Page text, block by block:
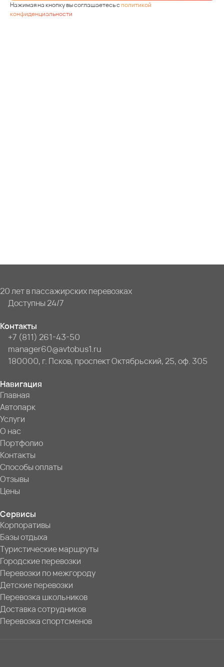
Нажимая на кнопку вы соглашаетесь сполитикой
конфиденциальности
20 лет в пассажирских перевозках
Доступны 24/7
Контакты
+7 (811) 261-43-50
manager60@avtobus1.ru
180000, г. Псков, проспект Октябрьский, 25, оф. 305
Навигация
Главная
Автопарк
Услуги
О нас
Портфолио
Контакты
Способы оплаты
Отзывы
Цены
Сервисы
Корпоративы
Базы отдыха
Туристические маршруты
Городские перевозки
Перевозки по межгороду
Детские перевозки
Перевозка школьников
Доставка сотрудников
Перевозка спортсменов